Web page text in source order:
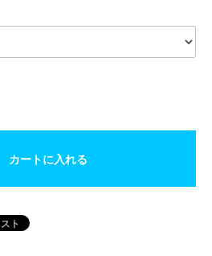
カートに入れる